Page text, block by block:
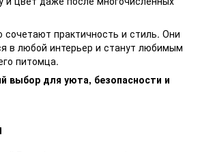
сочетают практичность и стиль. Они
в любой интерьер и станут любимым
питомца.
выбор для уюта, безопасности и